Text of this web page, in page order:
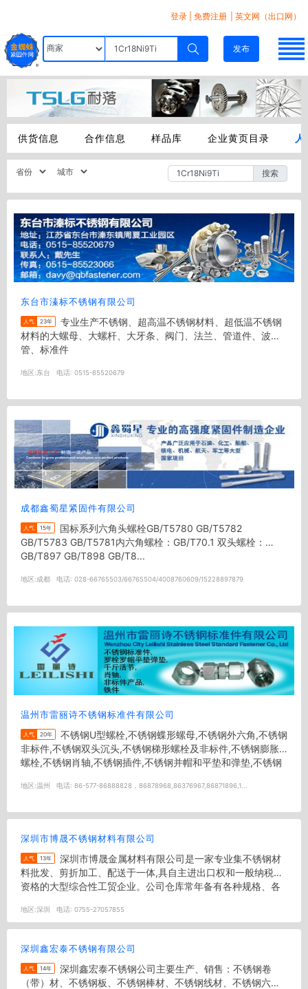
登录 免费注册 | 英文网（出口网）
发布
供货信息 合作信息 样品库 企业黄页目录
搜索
东台市溱标不锈钢有限公司
人气 23年
材料的大螺母、大螺杆、大牙条、阀门、法兰、管道件、波纹
管、标准件
地区:东台 电话: 0515-85520679
成都鑫蜀星紧固件有限公司
人气 15年
GB/T5783 GB/T5781内六角螺栓：GB/T70.1 双头螺栓：
GB/T897 GB/T898 GB/T8...
地区:成都 电话: 028-66765503/66765504/4008760609/15228897879
温州市雷丽诗不锈钢标准件有限公司
人气 20年
非标件,不锈钢双头沉头,不锈钢梯形螺栓及非标件,不锈钢膨胀
螺栓,不锈钢肖轴,不锈钢插件,不锈钢并帽和平垫和弹垫,不锈钢
地区:温州 电话: 86-577-86888828，86878968,86376967,86871896,1...
深圳市博晟不锈钢材料有限公司
人气 13年
料批发、剪折加工、配送于一体,具自主进出口权和一般纳税人
资格的大型综合性工贸企业。公司仓库常年备有各种规格、各
地区:深圳 电话: 0755-27057855
深圳鑫宏泰不锈钢有限公司
人气 14年
（带）材、不锈钢板、不锈钢棒材、不锈钢线材、不锈钢六角